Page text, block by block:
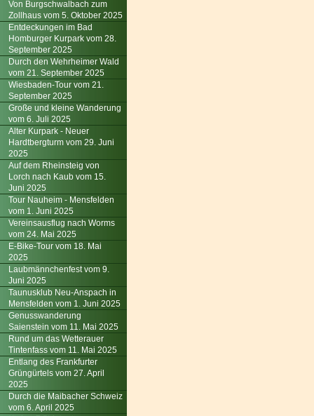
Von Burgschwalbach zum
Zollhaus vom 5. Oktober 2025
Entdeckungen im Bad
Homburger Kurpark vom 28.
September 2025
Durch den Wehrheimer Wald
vom 21. September 2025
Wiesbaden-Tour vom 21.
September 2025
Große und kleine Wanderung
vom 6. Juli 2025
Alter Kurpark - Neuer
Hardtbergturm vom 29. Juni
2025
Auf dem Rheinsteig von
Lorch nach Kaub vom 15.
Juni 2025
Tour Nauheim - Mensfelden
vom 1. Juni 2025
Vereinsausflug nach Worms
vom 24. Mai 2025
E-Bike-Tour vom 18. Mai
2025
Laubmännchenfest vom 9.
Juni 2025
Taunusklub Neu-Anspach in
Mensfelden vom 1. Juni 2025
Genusswanderung
Saienstein vom 11. Mai 2025
Rund um das Wetterauer
Tintenfass vom 11. Mai 2025
Entlang des Frankfurter
Grüngürtels vom 27. April
2025
Durch die Maibacher Schweiz
vom 6. April 2025